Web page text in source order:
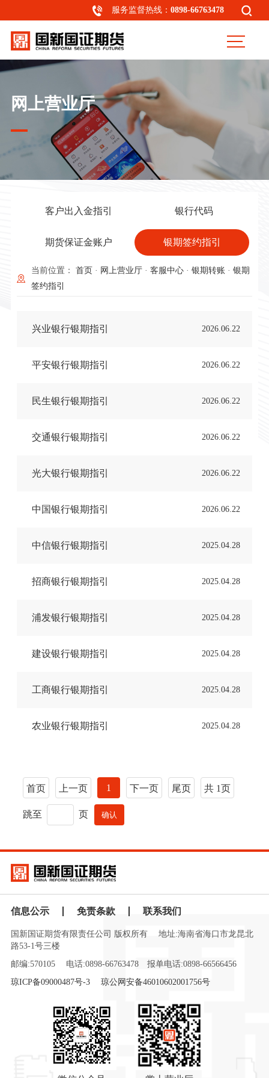
服务监督热线：0898-66763478
网上营业厅
客户出入金指引 银行代码
期货保证金账户 银期签约指引
当前位置： 首页· 网上营业厅· 客服中心· 银期转账 · 银期
签约指引
兴业银行银期指引 2026.06.22
平安银行银期指引 2026.06.22
民生银行银期指引 2026.06.22
交通银行银期指引 2026.06.22
光大银行银期指引 2026.06.22
中国银行银期指引 2026.06.22
中信银行银期指引 2025.04.28
招商银行银期指引 2025.04.28
浦发银行银期指引 2025.04.28
建设银行银期指引 2025.04.28
工商银行银期指引 2025.04.28
农业银行银期指引 2025.04.28
首页 上一页 1 下一页 尾页 共 1页
跳至 页
信息公示 免责条款 联系我们
国新国证期货有限责任公司 版权所有
地址:海南省海口市龙昆北
路53-1号三楼
邮编:570105
电话:0898-66763478
报单电话:0898-66566456
琼ICP备09000487号-3
琼公网安备46010602001756号